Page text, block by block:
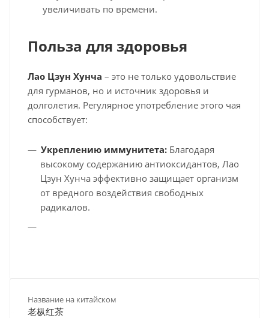
увеличивать по времени.
Польза для здоровья
Лао Цзун Хунча – это не только удовольствие
для гурманов, но и источник здоровья и
долголетия. Регулярное употребление этого чая
способствует:
Укреплению иммунитета: Благодаря
высокому содержанию антиоксидантов, Лао
Цзун Хунча эффективно защищает организм
от вредного воздействия свободных
радикалов.
Название на китайском
老枞红茶